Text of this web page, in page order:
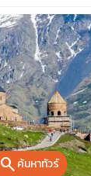
searchค้นหาทัวร์